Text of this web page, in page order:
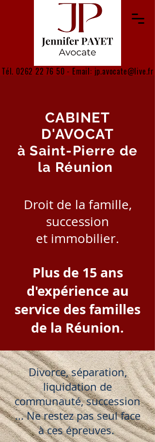
Tél. 0262 22 76 50 ​ - Email: jp.avocate@live.fr
CABINET
D'AVOCAT
à Saint-Pierre de
la Réunion
Droit de la famille,
succession
et immobilier.
Plus de 15 ans
d'expérience au
service des familles
de la Réunion.
Divorce, séparation,
liquidation de
communauté, succession
... Ne restez pas seul face
à ces épreuves.